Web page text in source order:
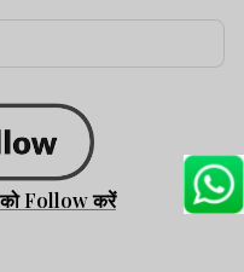
को Follow करें